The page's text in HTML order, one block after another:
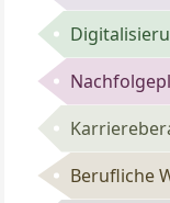
Berufliche